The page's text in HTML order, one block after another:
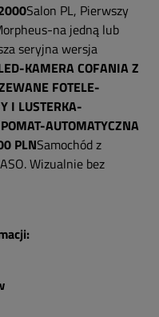
Salon PL, Pierwszy
na jedną lub
seryjna wersja
-KAMERA COFANIA Z
FOTELE-
I LUSTERKA-
-AUTOMATYCZNA
PLNSamochód z
Wizualnie bez